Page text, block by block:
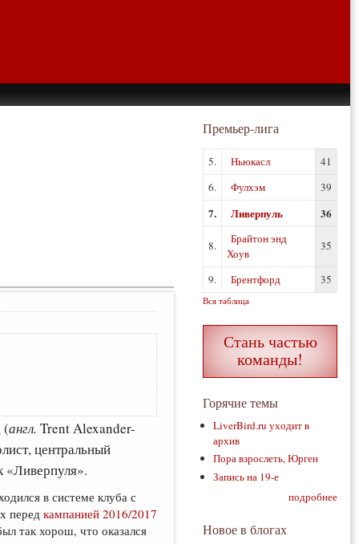
(англ. Trent Alexander-
центральный
«Ливерпуля».
в системе клуба с
передкампанией 2016/2017
так хорош, что оказался
Премьер-лига
5. Ньюкасл
41
6.
Фулхэм 39
7. Ливерпуль 36
8.
Брайтон энд
Хоув
35
9. Брентфорд 35
Вся таблица
Стань частью
команды!
Горячие темы
LiverBird.ru уходит в
архив
Пора взрослеть, Юрген
Запись на 19-е
подробнее
Новое в блогах